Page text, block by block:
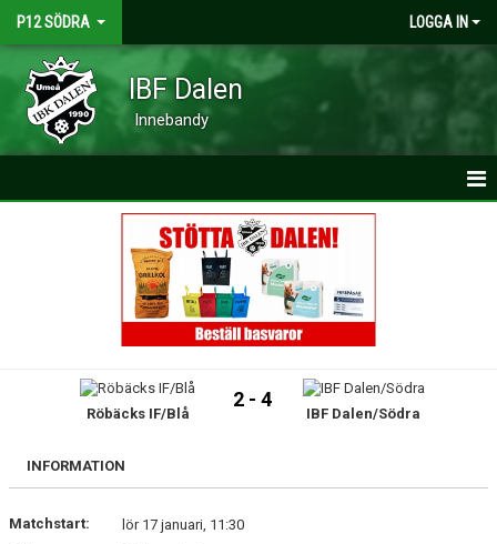
P12 SÖDRA LOGGA IN
IBF Dalen
Innebandy
BILDGALLERI
Röbäcks IF/Blå
2 - 4
IBF Dalen/Södra
INFORMATION
Matchstart:
lör 17 januari, 11:30